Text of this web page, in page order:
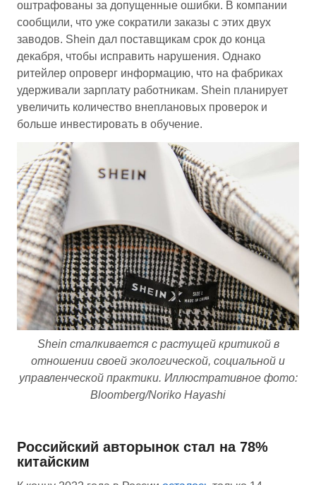
оштрафованы за допущенные ошибки. В компании
сообщили, что уже сократили заказы с этих двух
заводов. Shein дал поставщикам срок до конца
декабря, чтобы исправить нарушения. Однако
ритейлер опроверг информацию, что на фабриках
удерживали зарплату работникам. Shein планирует
увеличить количество внеплановых проверок и
больше инвестировать в обучение.
Shein сталкивается с растущей критикой в
отношении своей экологической, социальной и
управленческой практики. Иллюстративное фото:
Bloomberg/Noriko Hayashi
Российский авторынок стал на 78%
китайским